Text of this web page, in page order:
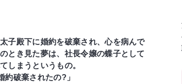
子殿下に婚約を破棄され、心を病んで
とき見た夢は、社長令嬢の蝶子として
しまうというもの。
約破棄されたの?」